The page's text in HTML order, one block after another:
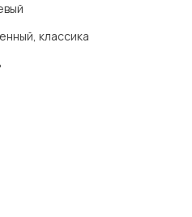
классика